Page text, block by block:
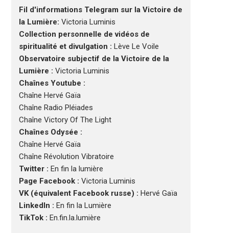
Fil d'informations Telegram sur la Victoire de
la Lumière: Victoria Luminis
Collection personnelle de vidéos de
spiritualité et divulgation : Lève Le Voile
Observatoire subjectif de la Victoire de la
Lumière : Victoria Luminis
Chaînes Youtube :
Chaîne Hervé Gaïa
Chaîne Radio Pléiades
Chaîne Victory Of The Light
Chaînes Odysée :
Chaîne Hervé Gaïa
Chaîne Révolution Vibratoire
Twitter : En fin la lumière
Page Facebook : Victoria Luminis
VK (équivalent Facebook russe) : Hervé Gaïa
LinkedIn : En fin la Lumière
TikTok : En.fin.la.lumière